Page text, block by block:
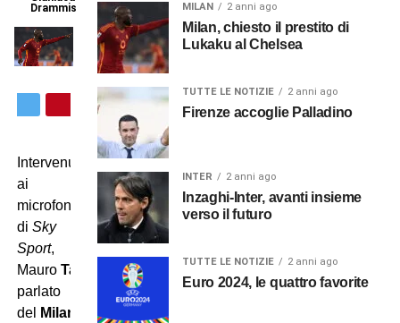
Drammis
Intervenuto
ai
microfoni
di Sky
Sport,
Mauro Tassotti
ha
parlato
del
Milan
MILAN 2 anni ago
Milan, chiesto il prestito di
Lukaku al Chelsea
TUTTE LE NOTIZIE 2 anni ago
Firenze accoglie Palladino
INTER 2 anni ago
Inzaghi-Inter, avanti insieme
verso il futuro
TUTTE LE NOTIZIE 2 anni ago
Euro 2024, le quattro favorite